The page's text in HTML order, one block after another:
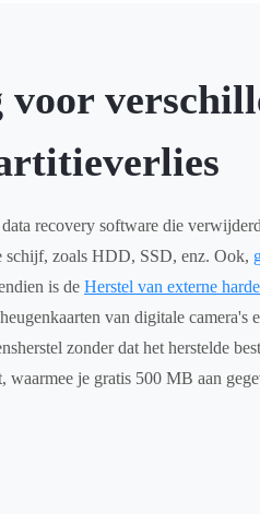
voor
recovery software die
schijf, zoals HDD, SSD, enz. Ook,
is de Herstel van externe
van digitale camera's
zonder dat het herstelde
waarmee je gratis 500 MB aan